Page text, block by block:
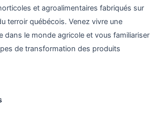
et agroalimentaires fabriqués sur
terroir québécois. Venez vivre une
dans le monde agricole et vous familiariser
de transformation des produits